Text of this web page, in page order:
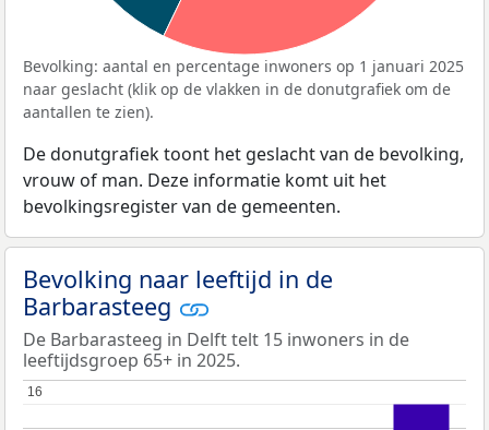
Bevolking: aantal en percentage inwoners op 1 januari 2025
naar geslacht (klik op de vlakken in de donutgrafiek om de
aantallen te zien).
De donutgrafiek toont het geslacht van de bevolking,
vrouw of man. Deze informatie komt uit het
bevolkingsregister van de gemeenten.
Bevolking naar leeftijd in de
Barbarasteeg
De Barbarasteeg in Delft telt 15 inwoners in de
leeftijdsgroep 65+ in 2025.
16
16